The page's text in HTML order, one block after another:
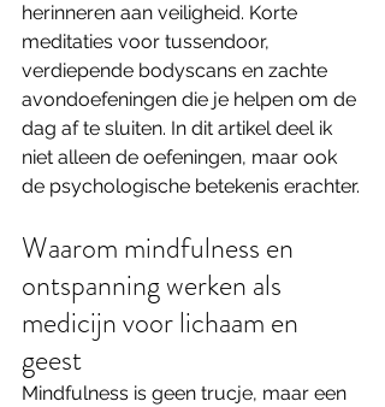
herinneren aan veiligheid. Korte
meditaties voor tussendoor,
verdiepende bodyscans en zachte
avondoefeningen die je helpen om de
dag af te sluiten. In dit artikel deel ik
niet alleen de oefeningen, maar ook
de psychologische betekenis erachter.
Waarom mindfulness en
ontspanning werken als
medicijn voor lichaam en
geest
Mindfulness is geen trucje, maar een